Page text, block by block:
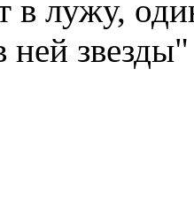
в лужу,
ней звезды"